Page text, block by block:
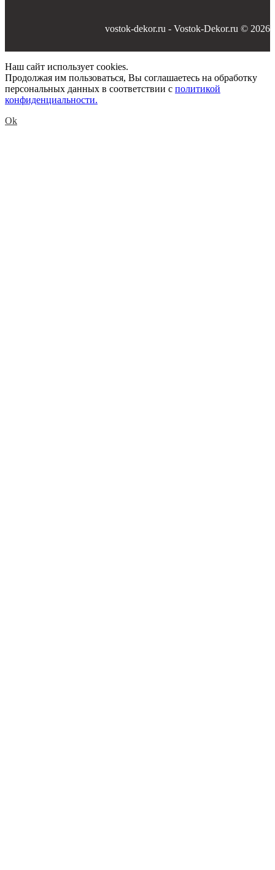
vostok-dekor.ru - Vostok-Dekor.ru © 2026
Наш сайт использует cookies.
Продолжая им пользоваться, Вы соглашаетесь на обработку
персональных данных в соответствии с политикой
конфиденциальности.
Ok